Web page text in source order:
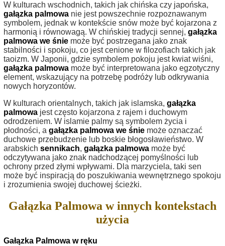
W kulturach wschodnich, takich jak chińska czy japońska,
gałązka palmowa nie jest powszechnie rozpoznawanym
symbolem, jednak w kontekście snów może być kojarzona z
harmonią i równowagą. W chińskiej tradycji sennej, gałązka
palmowa we śnie może być postrzegana jako znak
stabilności i spokoju, co jest cenione w filozofiach takich jak
taoizm. W Japonii, gdzie symbolem pokoju jest kwiat wiśni,
gałązka palmowa może być interpretowana jako egzotyczny
element, wskazujący na potrzebę podróży lub odkrywania
nowych horyzontów.
W kulturach orientalnych, takich jak islamska, gałązka
palmowa jest często kojarzona z rajem i duchowym
odrodzeniem. W islamie palmy są symbolem życia i
płodności, a gałązka palmowa we śnie może oznaczać
duchowe przebudzenie lub boskie błogosławieństwo. W
arabskich sennikach, gałązka palmowa może być
odczytywana jako znak nadchodzącej pomyślności lub
ochrony przed złymi wpływami. Dla marzyciela, taki sen
może być inspiracją do poszukiwania wewnętrznego spokoju
i zrozumienia swojej duchowej ścieżki.
Gałązka Palmowa w innych kontekstach
użycia
Gałązka Palmowa w ręku